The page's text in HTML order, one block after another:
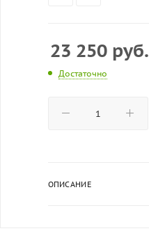
23 250руб.
Достаточно
ОПИСАНИЕ